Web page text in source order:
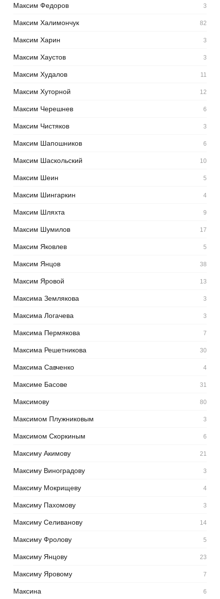
Максим Федоров 3
Максим Халимончук 82
Максим Харин 3
Максим Хаустов 3
Максим Худалов 11
Максим Хуторной 12
Максим Черешнев 6
Максим Чистяков 3
Максим Шапошников 6
Максим Шаскольский 10
Максим Шеин 5
Максим Шингаркин 4
Максим Шляхта 9
Максим Шумилов 17
Максим Яковлев 5
Максим Янцов 38
Максим Яровой 13
Максима Землякова 3
Максима Логачева 3
Максима Пермякова 7
Максима Решетникова 30
Максима Савченко 4
Максиме Басове 31
Максимову 80
Максимом Плужниковым 3
Максимом Скоркиным 6
Максиму Акимову 21
Максиму Виноградову 3
Максиму Мокрищеву 4
Максиму Пахомову 3
Максиму Селиванову 14
Максиму Фролову 5
Максиму Янцову 23
Максиму Яровому 7
Максина 6